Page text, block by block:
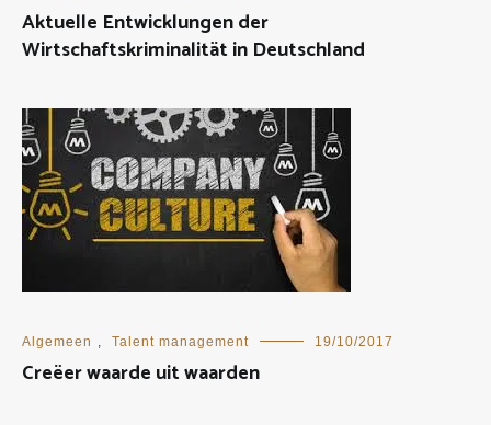
Aktuelle Entwicklungen der
Wirtschaftskriminalität in Deutschland
Algemeen , Talent management 19/10/2017
Creëer waarde uit waarden